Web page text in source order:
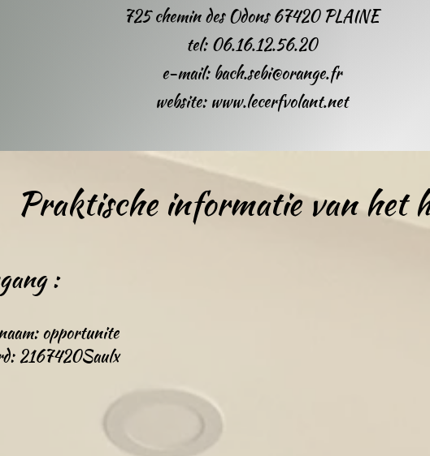
725 chemin des Odons 67420 PLAINE
tel: 06.16.12.56.20
e-mail: bach.sebi@orange.fr
website: www.lecerfvolant.net
Praktische informatie van het
:
opportunite
2167420Saulx